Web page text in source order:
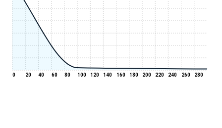
0 20 40 60 80 100 120 140 160 180 200 220 240 260 280